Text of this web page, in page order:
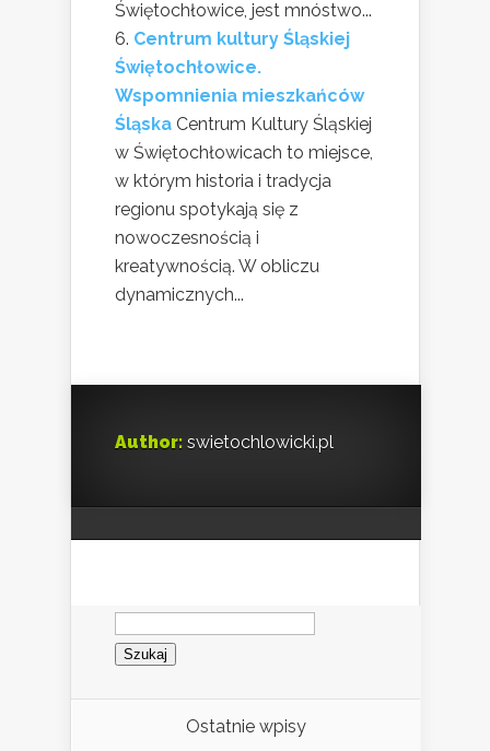
Świętochłowice, jest mnóstwo...
Centrum kultury Śląskiej
Świętochłowice.
Wspomnienia mieszkańców
Śląska Centrum Kultury Śląskiej
w Świętochłowicach to miejsce,
w którym historia i tradycja
regionu spotykają się z
nowoczesnością i
kreatywnością. W obliczu
dynamicznych...
Author: swietochlowicki.pl
Szukaj:
Ostatnie wpisy